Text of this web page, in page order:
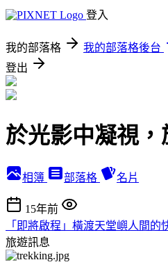
登入
我的部落格 我的部落格後台
登出
於光影中凝視
相簿 部落格 名片
15年前
「即將啟程」橫渡天堂嶼人間的
旅遊訊息